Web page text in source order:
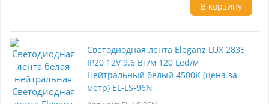
С мощностью 10 Вт/м, она потребляет
позволяет существенно сократить расходы на
IP33 делает её подходящей для использования
в помещениях с повышенной влажностью,
таких как ванные комнаты или кухни.
Эта светодиодная лента станет незаменимым
элементом для создания акцентного
В корзину
Светодиодная лента Eleganz LUX 2835
IP20 12V 9.6 Вт/м 120 Led/м
Нейтральный белый 4500K (цена за
метр) EL-LS-96N